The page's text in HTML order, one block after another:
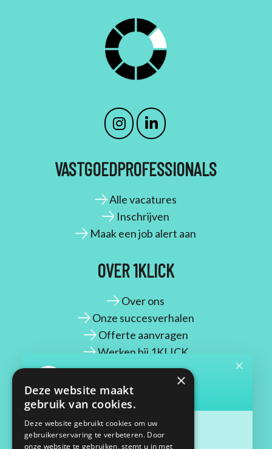
VASTGOEDPROFESSIONALS
Alle vacatures
Inschrijven
Maak een job alert aan
OVER 1KLICK
Over ons
Onze succesverhalen
Offerte aanvragen
Werken bij 1KLICK
CONTACT
Maassluisstraat 2
1062 GD Amsterdam
×
Deze website maakt
gebruik van cookies.
Deze website gebruikt cookies om uw
gebruikerservaring te verbeteren. Door
onze website te gebruiken, stemt u in met